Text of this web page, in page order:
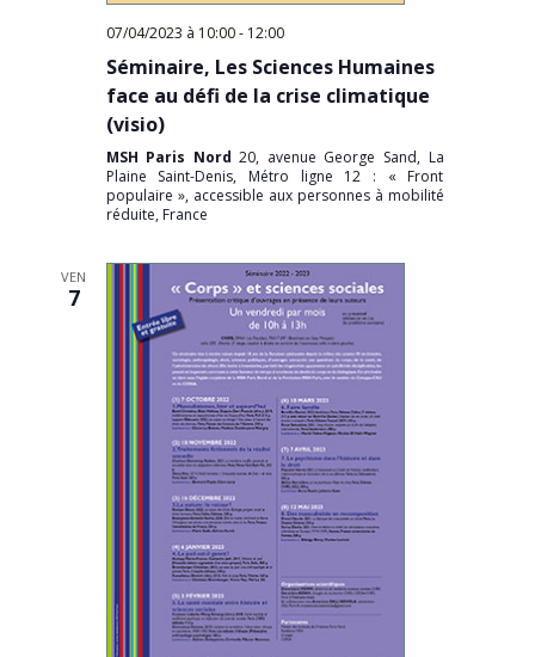
07/04/2023 à 10:00- 12:00
Séminaire, Les Sciences Humaines
face au défi de la crise climatique
(visio)
MSH Paris Nord20, avenue George Sand, La
Plaine Saint-Denis, Métro ligne 12 : « Front
populaire », accessible aux personnes à mobilité
réduite, France
VEN
7